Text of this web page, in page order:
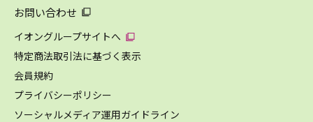
お問い合わせ
イオングループサイトへ
特定商法取引法に基づく表示
会員規約
プライバシーポリシー
ソーシャルメディア運用ガイドライン